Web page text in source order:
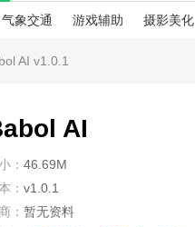
气象交通 游戏辅助 摄影美化
AI v1.0.1
AI
： 46.69M
： v1.0.1
： 暂无资料